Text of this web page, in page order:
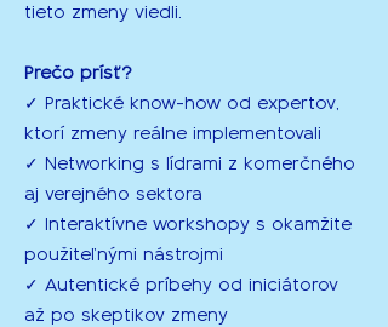
tieto zmeny viedli.
Prečo prísť?
✓ Praktické know-how od expertov,
ktorí zmeny reálne implementovali
✓ Networking s lídrami z komerčného
aj verejného sektora
✓ Interaktívne workshopy s okamžite
použiteľnými nástrojmi
✓ Autentické príbehy od iniciátorov
až po skeptikov zmeny